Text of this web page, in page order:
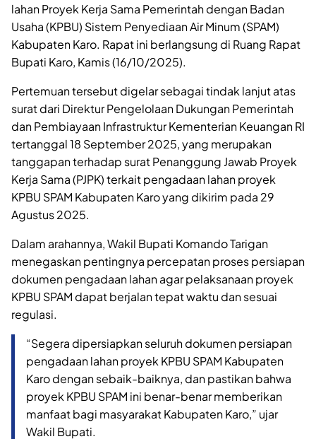
lahan Proyek Kerja Sama Pemerintah dengan Badan
Usaha (KPBU) Sistem Penyediaan Air Minum (SPAM)
Kabupaten Karo. Rapat ini berlangsung di Ruang Rapat
Bupati Karo, Kamis (16/10/2025).
Pertemuan tersebut digelar sebagai tindak lanjut atas
surat dari Direktur Pengelolaan Dukungan Pemerintah
dan Pembiayaan Infrastruktur Kementerian Keuangan RI
tertanggal 18 September 2025, yang merupakan
tanggapan terhadap surat Penanggung Jawab Proyek
Kerja Sama (PJPK) terkait pengadaan lahan proyek
KPBU SPAM Kabupaten Karo yang dikirim pada 29
Agustus 2025.
Dalam arahannya, Wakil Bupati Komando Tarigan
menegaskan pentingnya percepatan proses persiapan
dokumen pengadaan lahan agar pelaksanaan proyek
KPBU SPAM dapat berjalan tepat waktu dan sesuai
regulasi.
“Segera dipersiapkan seluruh dokumen persiapan
pengadaan lahan proyek KPBU SPAM Kabupaten
Karo dengan sebaik-baiknya, dan pastikan bahwa
proyek KPBU SPAM ini benar-benar memberikan
manfaat bagi masyarakat Kabupaten Karo,” ujar
Wakil Bupati.